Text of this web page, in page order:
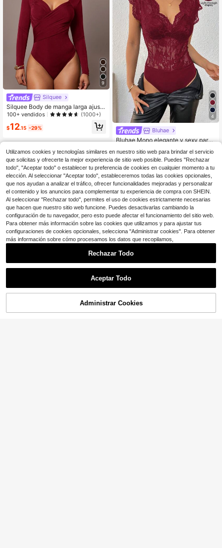
9
Silquee
Silquee Body de manga larga ajusta
do con volantes asimétricos cruzad
os de color verde militar/verde oliva
para mujer, diseño elegante y clásic
otoño/invierno como capa o uso ind
ependiente de moda para ir al trabaj
o
100+ vendidos (1000+)
$12.15 -29%
4
Bluhae
Bluhae Mono elegante y sexy para
parches sin mangas
$6.98 -51%
¡33% DE DESCUENTO! AÑADIR A LA BOLSA
Utilizamos cookies y tecnologías similares en nuestro sitio web para brindar el servicio
que solicitas y ofrecerte la mejor experiencia de sitio web posible. Puedes "Rechazar
todo", "Aceptar todo" o establecer tu preferencia de cookies en cualquier momento a tu
elección. Al seleccionar "Aceptar todo", estableceremos todas las cookies opcionales,
que nos ayudan a analizar el tráfico, ofrecer funcionalidades mejoradas y personalizar
el contenido y los anuncios para complementar tu experiencia de compra con SHEIN.
Al seleccionar "Rechazar todo", permites el uso de cookies estrictamente necesarias
que hacen que nuestro sitio web funcione. Puedes desactivarlas cambiando la
configuración de tu navegador, pero esto puede afectar el funcionamiento del sitio web.
Para obtener más información sobre las cookies que utilizamos y para ajustar tus
configuraciones de cookies opcionales, selecciona "Administrar cookies". Para obtener
más información sobre cómo procesamos los datos que recopilamos,
Rechazar Todo
Aceptar Todo
Administrar Cookies